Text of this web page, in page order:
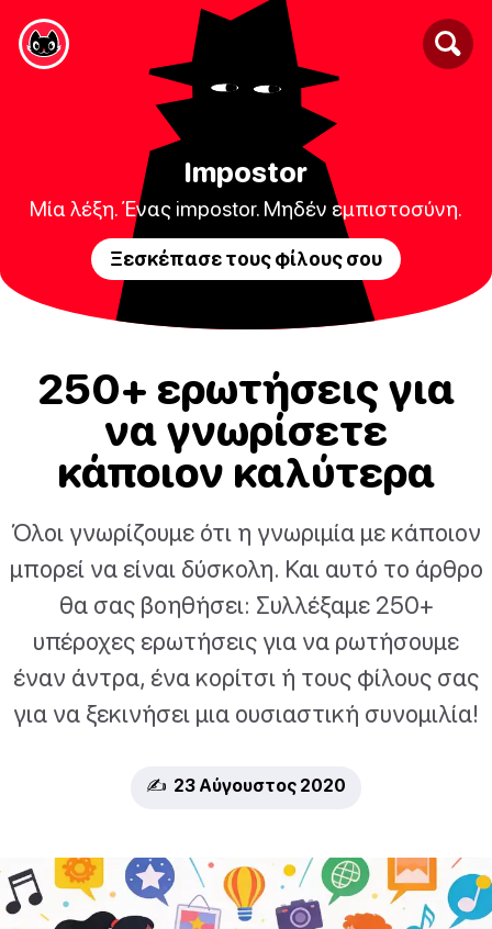
Impostor
Μία λέξη. Ένας impostor. Μηδέν εμπιστοσύνη.
Ξεσκέπασε τους φίλους σου
250+ ερωτήσεις για
να γνωρίσετε
κάποιον καλύτερα
Όλοι γνωρίζουμε ότι η γνωριμία με κάποιον
μπορεί να είναι δύσκολη. Και αυτό το άρθρο
θα σας βοηθήσει: Συλλέξαμε 250+
υπέροχες ερωτήσεις για να ρωτήσουμε
έναν άντρα, ένα κορίτσι ή τους φίλους σας
για να ξεκινήσει μια ουσιαστική συνομιλία!
✍️ 23 Αύγουστος 2020